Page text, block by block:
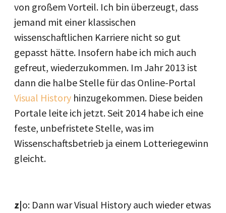
von großem Vorteil. Ich bin überzeugt, dass
jemand mit einer klassischen
wissenschaftlichen Karriere nicht so gut
gepasst hätte. Insofern habe ich mich auch
gefreut, wiederzukommen. Im Jahr 2013 ist
dann die halbe Stelle für das Online-Portal
Visual History hinzugekommen. Diese beiden
Portale leite ich jetzt. Seit 2014 habe ich eine
feste, unbefristete Stelle, was im
Wissenschaftsbetrieb ja einem Lotteriegewinn
gleicht.
z|o: Dann war Visual History auch wieder etwas